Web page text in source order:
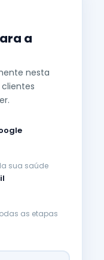
a
nesta
sua saúde
as etapas